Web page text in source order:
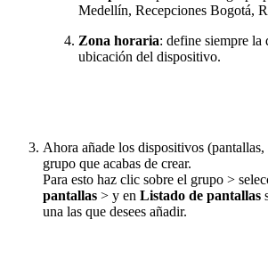
Medellín, Recepciones Bogotá,
Zona horaria: define siempre la
ubicación del dispositivo.
Ahora añade los dispositivos
grupo que acabas de crear.
Para esto haz clic sobre el grupo >
pantallas > y en Listado de pantallas
una las que desees añadir.